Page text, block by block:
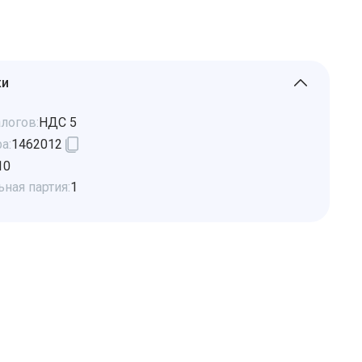
НДС 5
1462012
партия:1